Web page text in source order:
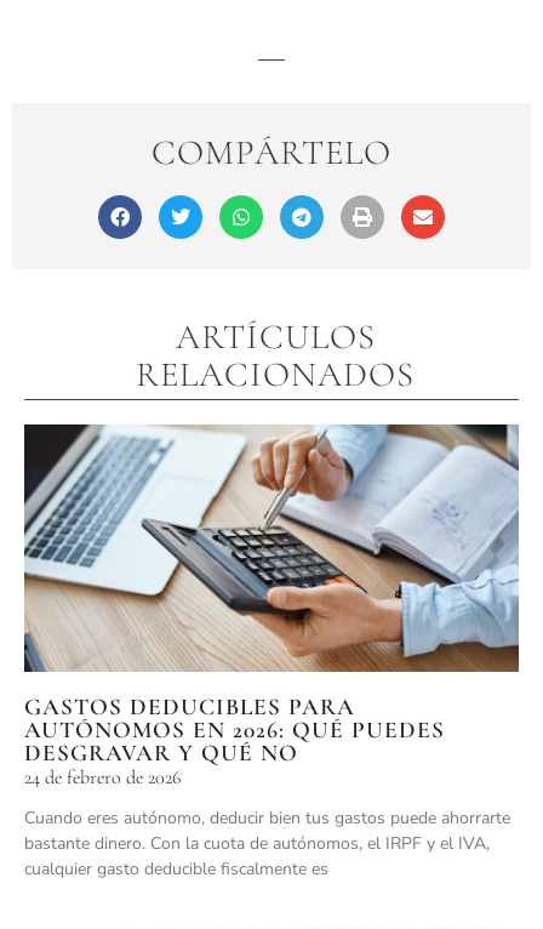
COMPÁRTELO
ARTÍCULOS
RELACIONADOS
GASTOS DEDUCIBLES PARA
AUTÓNOMOS EN 2026: QUÉ PUEDES
DESGRAVAR Y QUÉ NO
24 de febrero de 2026
Cuando eres autónomo, deducir bien tus gastos puede ahorrarte
bastante dinero. Con la cuota de autónomos, el IRPF y el IVA,
cualquier gasto deducible fiscalmente es